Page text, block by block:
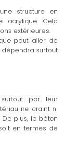
structure en
acrylique. Cela
extérieures.
peut aller de
dépendra surtout
par leur
ne craint ni
plus, le béton
en termes de